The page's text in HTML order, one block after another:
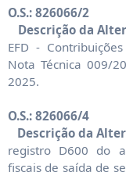
O.S.: 826066/2
Descrição da
EFD -
Nota Técnica 009/
2025.
O.S.: 826066/4
Descrição da
registro D600 do
fiscais de saída de